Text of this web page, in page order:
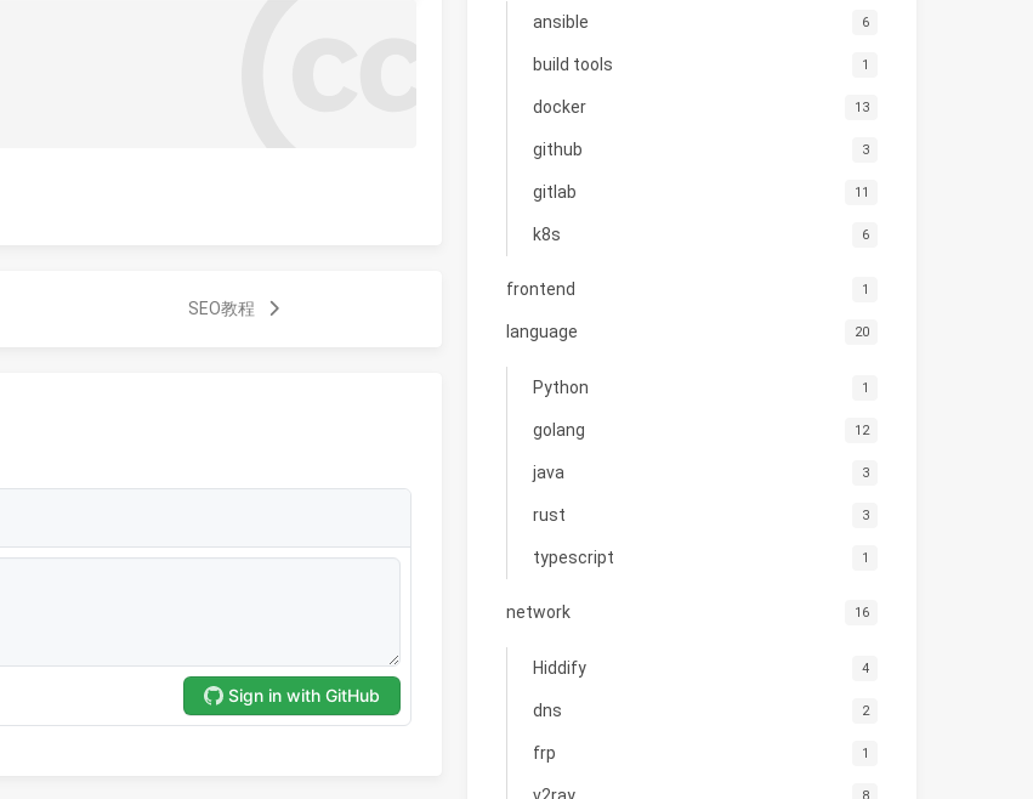
SEO教程
ansible 6
build tools 1
docker 13
github 3
gitlab 11
k8s 6
frontend 1
language 20
Python 1
golang 12
java 3
rust 3
typescript 1
network 16
Hiddify 4
dns 2
frp 1